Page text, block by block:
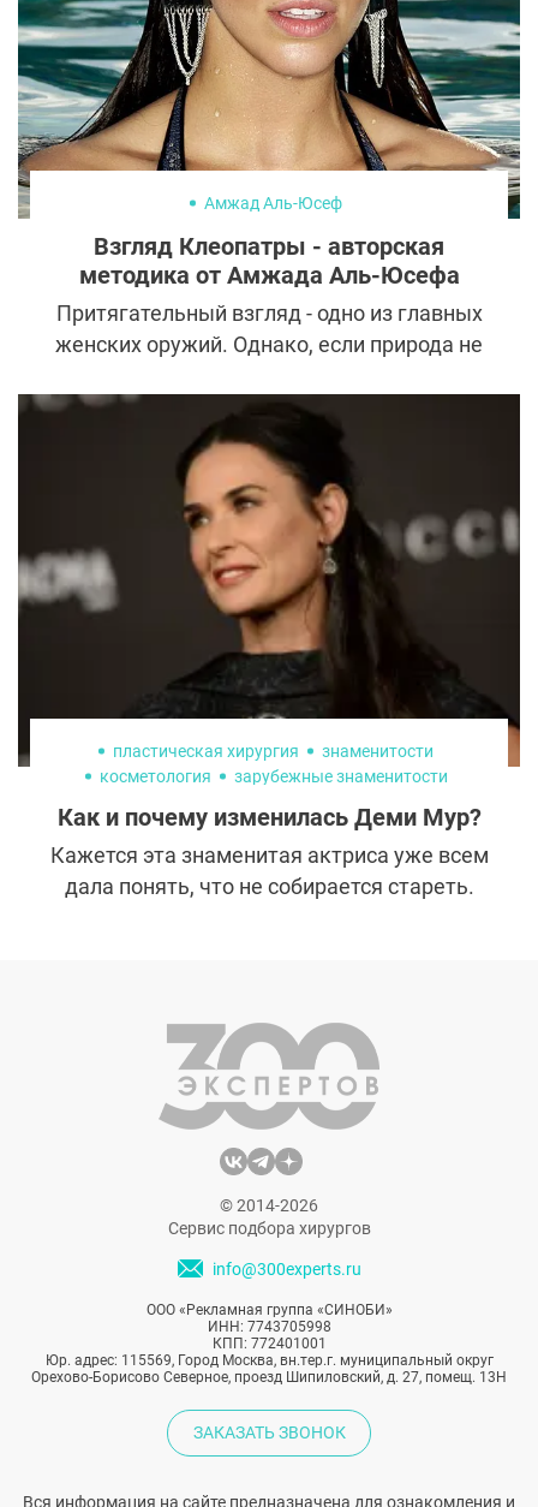
косметологу, нужно разобраться в
некоторых нюансах процедуры.
Амжад Аль-Юсеф
Взгляд Клеопатры - авторская
методика от Амжада Аль-Юсефа
Притягательный взгляд - одно из главных
женских оружий. Однако, если природа не
несложный способ это исправить.
пластическая хирургия
знаменитости
косметология
зарубежные знаменитости
Как и почему изменилась Деми Мур?
Кажется эта знаменитая актриса уже всем
дала понять, что не собирается стареть.
это сделала.
© 2014-2026
Сервис подбора хирургов
info@300experts.ru
ООО «Рекламная группа «СИНОБИ»
ИНН: 7743705998
КПП: 772401001
Юр. адрес: 115569, Город Москва, вн.тер.г. муниципальный округ
Орехово-Борисово Северное, проезд Шипиловский, д. 27, помещ. 13Н
ЗАКАЗАТЬ ЗВОНОК
Вся информация на сайте предназначена для ознакомления и